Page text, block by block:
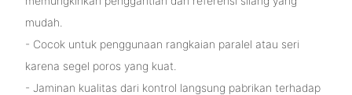
mudah.
- Cocok untuk penggunaan rangkaian paralel atau seri
karena segel poros yang kuat.
- Jaminan kualitas dari kontrol langsung pabrikan terhadap